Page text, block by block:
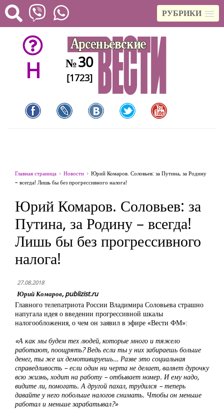
РУБРИКИ
H №30
[1723]
Главная страница Новости
Юрий Комаров. Соловьев: за Путина, за Родину
– всегда! Лишь бы без прогрессивного налога!
Юрий Комаров. Соловьев: за
Путина, за Родину – всегда!
Лишь бы без прогрессивного
налога!
27.08.2018
Юрий Комаров, publizist.ru
Главного телепатриота России Владимира Соловьева страшно
напугала идея о введении прогрессивной шкалы
налогообложения, о чем он заявил в эфире «Вести ФМ»:
«А как мы будем тех людей, которые много и тяжело
работают, поощрять? Ведь если ты у них забираешь больше
денег, ты же их демотивируешь… Разве это социальная
справедливость – если один ни черта не делает, валяет дурочку
всю жизнь, ходит на работу – отбывает номер. И ему надо,
видите ли, помогать. А другой пахал, трудился – теперь
давайте у него побольше налогов снимать. Чтобы он меньше
работал и меньше зарабатывал?»